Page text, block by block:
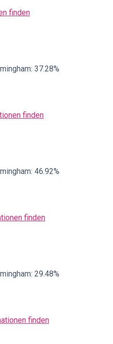
finden
37.28%
finden
46.92%
finden
29.48%
finden